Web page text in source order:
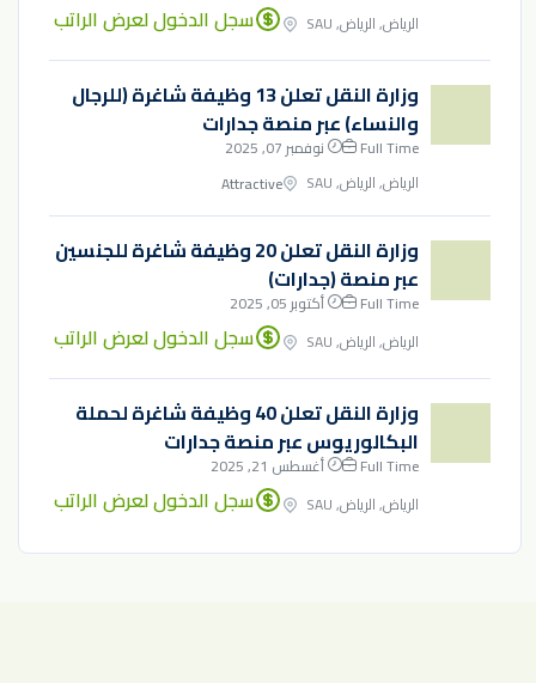
الرياض, الرياض, SAU
سجل الدخول لعرض الراتب
وزارة النقل تعلن 13 وظيفة شاغرة (للرجال
والنساء) عبر منصة جدارات
Full Time
نوفمبر 07, 2025
الرياض, الرياض, SAU
Attractive
وزارة النقل تعلن 20 وظيفة شاغرة للجنسين
عبر منصة (جدارات)
Full Time
أكتوبر 05, 2025
الرياض, الرياض, SAU
سجل الدخول لعرض الراتب
وزارة النقل تعلن 40 وظيفة شاغرة لحملة
البكالوريوس عبر منصة جدارات
Full Time
أغسطس 21, 2025
الرياض, الرياض, SAU
سجل الدخول لعرض الراتب